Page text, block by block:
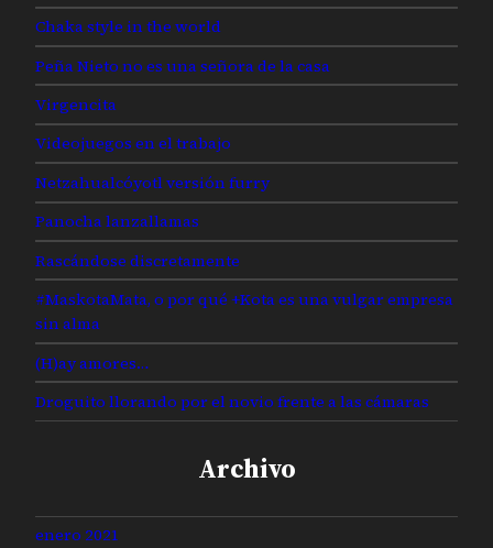
Chaka style in the world
Peña Nieto no es una señora de la casa
Virgencita
Videojuegos en el trabajo
Netzahualcóyotl versión furry
Panocha lanzallamas
Rascándose discretamente
#MaskotaMata, o por qué +Kota es una vulgar empresa
sin alma
(H)ay amores…
Droguito llorando por el novio frente a las cámaras
Archivo
enero 2021